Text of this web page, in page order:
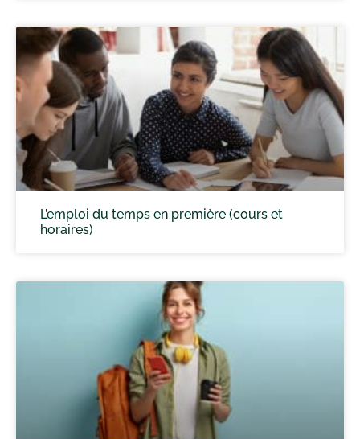
L’emploi du temps en première (cours et
horaires)